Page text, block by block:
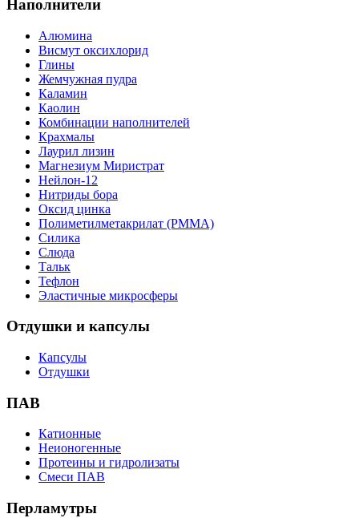
Наполнители
Алюмина
Висмут оксихлорид
Глины
Жемчужная пудра
Каламин
Каолин
Комбинации наполнителей
Крахмалы
Лаурил лизин
Магнезиум Миристрат
Нейлон-12
Нитриды бора
Оксид цинка
Полиметилметакрилат (PMMA)
Силика
Слюда
Тальк
Тефлон
Эластичные микросферы
Отдушки и капсулы
Капсулы
Отдушки
ПАВ
Катионные
Неионогенные
Протеины и гидролизаты
Смеси ПАВ
Перламутры